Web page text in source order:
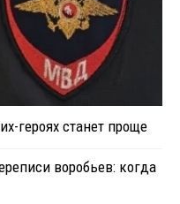
героях станет проще
воробьев: когда